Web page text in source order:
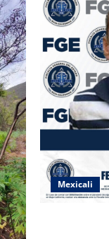
Mexicali